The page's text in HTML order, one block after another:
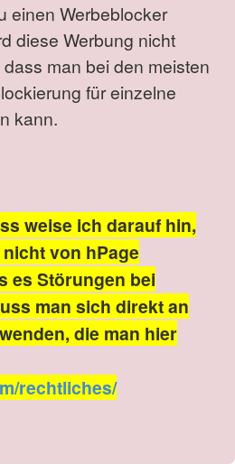
einen Werbeblocker
diese Werbung nicht
man bei den meisten
für einzelne
kann.
weise ich darauf hin,
von hPage
es Störungen bei
man sich direkt an
die man hier
rechtliches/